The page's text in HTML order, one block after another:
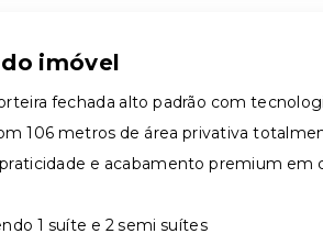
imóvel
fechada alto padrão com
106 metros de área privativa
e acabamento premium em
1 suíte e 2 semi suítes